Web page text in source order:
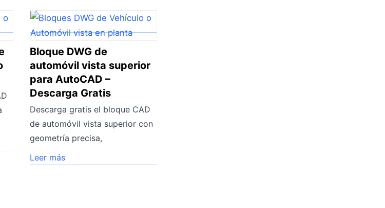
Bloque DWG de
automóvil vista superior
para AutoCAD –
Descarga Gratis
Descarga gratis el bloque CAD
de automóvil vista superior con
geometría precisa,
Leer más